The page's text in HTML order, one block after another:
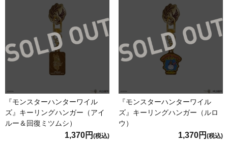
『モンスターハンターワイル
ズ』キーリングハンガー（アイ
ルー＆回復ミツムシ）
1,370円 (税込)
『モンスターハンターワイル
ズ』キーリングハンガー（ルロ
ウ）
1,370円 (税込)